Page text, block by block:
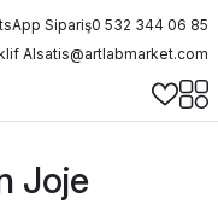
Sipariş0 532 344 06 85
Alsatis@artlabmarket.com
Joje